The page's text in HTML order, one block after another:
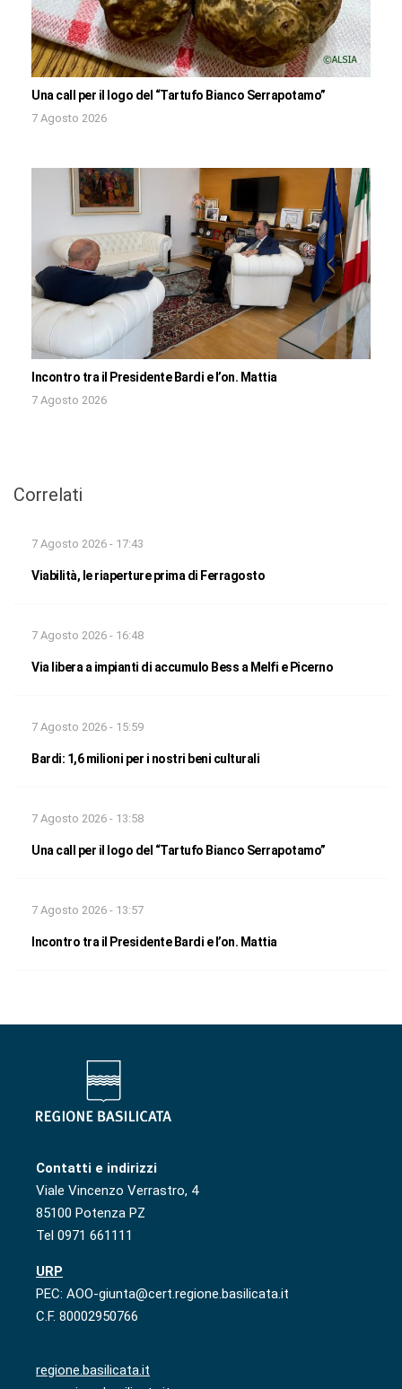
Una call per il logo del “Tartufo Bianco Serrapotamo”
7 Agosto 2026
Incontro tra il Presidente Bardi e l’on. Mattia
7 Agosto 2026
Correlati
7 Agosto 2026 - 17:43
Viabilità, le riaperture prima di Ferragosto
7 Agosto 2026 - 16:48
Via libera a impianti di accumulo Bess a Melfi e Picerno
7 Agosto 2026 - 15:59
Bardi: 1,6 milioni per i nostri beni culturali
7 Agosto 2026 - 13:58
Una call per il logo del “Tartufo Bianco Serrapotamo”
7 Agosto 2026 - 13:57
Incontro tra il Presidente Bardi e l’on. Mattia
Contatti e indirizzi
Viale Vincenzo Verrastro, 4
85100 Potenza PZ
Tel 0971 661111
URP
PEC: AOO-giunta@cert.regione.basilicata.it
C.F. 80002950766
regione.basilicata.it